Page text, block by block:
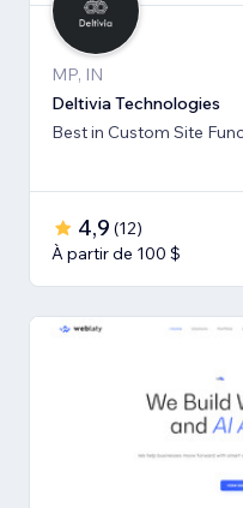
MP, IN
Deltivia Technologies
Best in Custom Site
4,9 (12)
À partir de 100 $